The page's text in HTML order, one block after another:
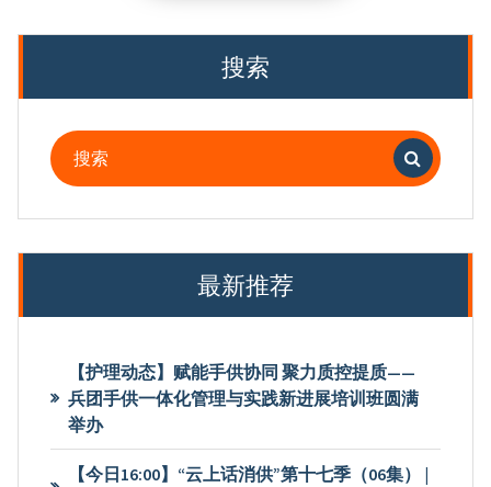
搜索
搜
索：
最新推荐
【护理动态】赋能手供协同 聚力质控提质——
兵团手供一体化管理与实践新进展培训班圆满
举办
【今日16:00】“云上话消供”第十七季（06集） |